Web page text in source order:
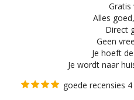
Gratis
Alles
Direct
Geen
Je hoeft
Je wordt naar
goede recensies